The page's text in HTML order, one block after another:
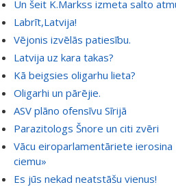
Un šeit K.Markss izmeta salto
Labrīt,Latvija!
Vējonis izvēlās patiesību.
Latvija uz kara takas?
Kā beigsies oligarhu lieta?
Oligarhi un pārējie.
ASV plāno ofensīvu Sīrijā
Parazitologs Šnore un citi zvēri
Vācu eiroparlamentāriete
ciemu»
Es jūs nekad neatstāšu vienus!